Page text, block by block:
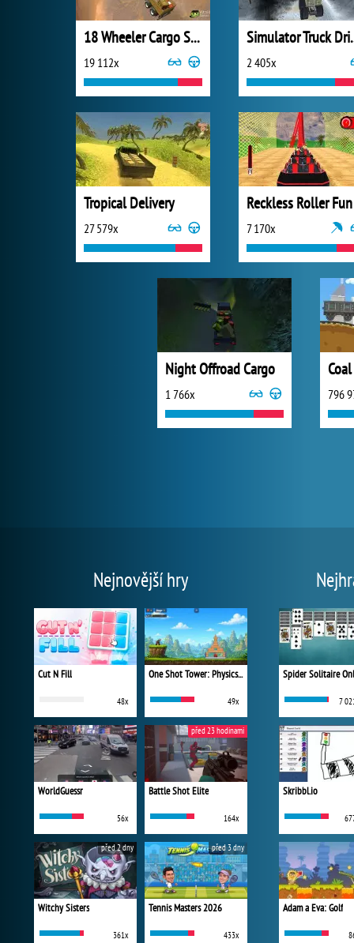
18 Wheeler Cargo Simulator
19 112x 2 405x
Tropical Delivery
27 579x 7 170x
Night Offroad Cargo
1 766x 796
Nejnovější hry
Cut N Fill
48x
One Shot Tower: Physics Destroyer
49x
WorldGuessr
56x
Battle Shot Elite
164x
před 23 hodinami
Witchy Sisters
361x
před 2 dny
Tennis Masters 2026
433x
před 3 dny
Spider Solitaire
7
Skribbl.io
Adam a Eva: Golf